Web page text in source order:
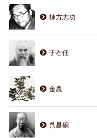
棟方志功
于右任
金農
呉昌碩